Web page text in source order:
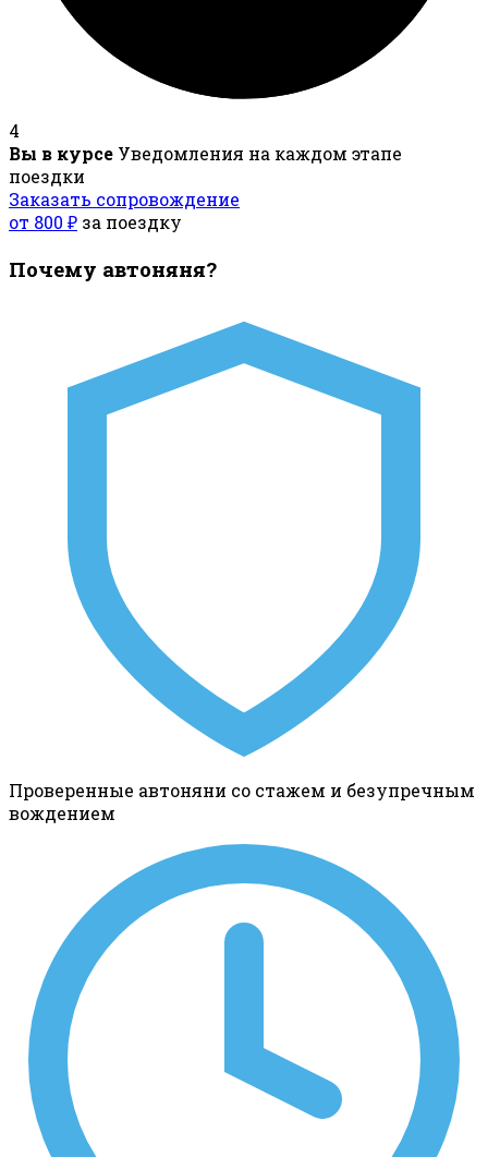
4
Вы в курсе Уведомления на каждом этапе
поездки
Заказать сопровождение
от 800 ₽ за поездку
Почему автоняня?
Проверенные автоняни со стажем и безупречным
вождением